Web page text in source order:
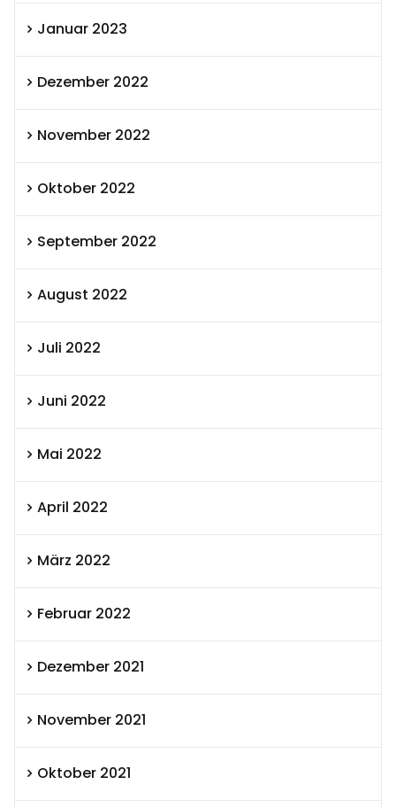
Januar 2023
Dezember 2022
November 2022
Oktober 2022
September 2022
August 2022
Juli 2022
Juni 2022
Mai 2022
April 2022
März 2022
Februar 2022
Dezember 2021
November 2021
Oktober 2021